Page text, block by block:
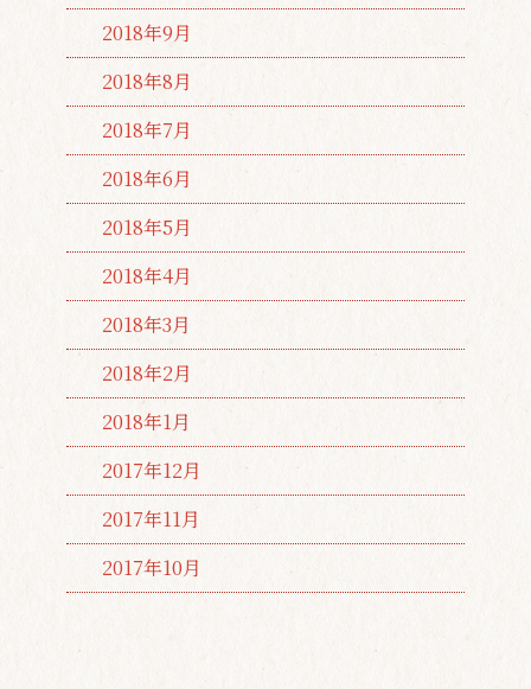
2018年9月
2018年8月
2018年7月
2018年6月
2018年5月
2018年4月
2018年3月
2018年2月
2018年1月
2017年12月
2017年11月
2017年10月